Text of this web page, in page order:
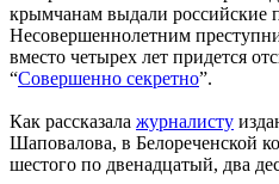
крымчанам выдали российские
Несовершеннолетним
вместо четырех лет придется
“Совершенно секретно”.
Как рассказала журналисту
Шаповалова, в Белореченской
шестого по двенадцатый, два